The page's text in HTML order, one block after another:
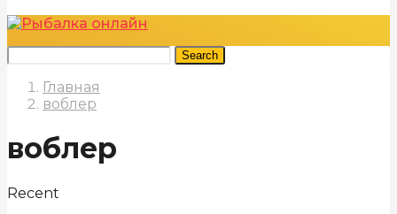
Search
Главная
воблер
воблер
Recent